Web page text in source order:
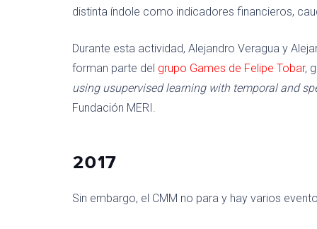
distinta índole como indicadores financieros,
Durante esta actividad, Alejandro Veragua y
forman parte del grupo Games de Felipe Tobar,
using usupervised learning with temporal and
Fundación MERI.
2017
Sin embargo, el CMM no para y hay varios